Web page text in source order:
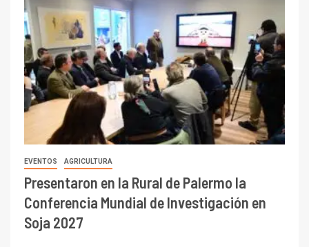
EVENTOS AGRICULTURA
Presentaron en la Rural de Palermo la
Conferencia Mundial de Investigación en
Soja 2027